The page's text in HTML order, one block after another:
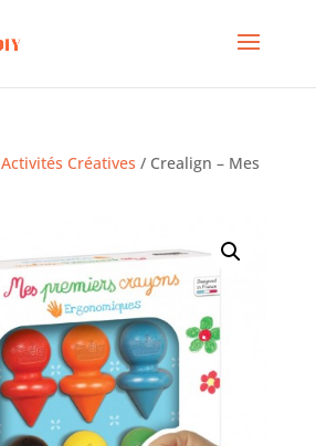
Activités Créatives / Crealign – Mes